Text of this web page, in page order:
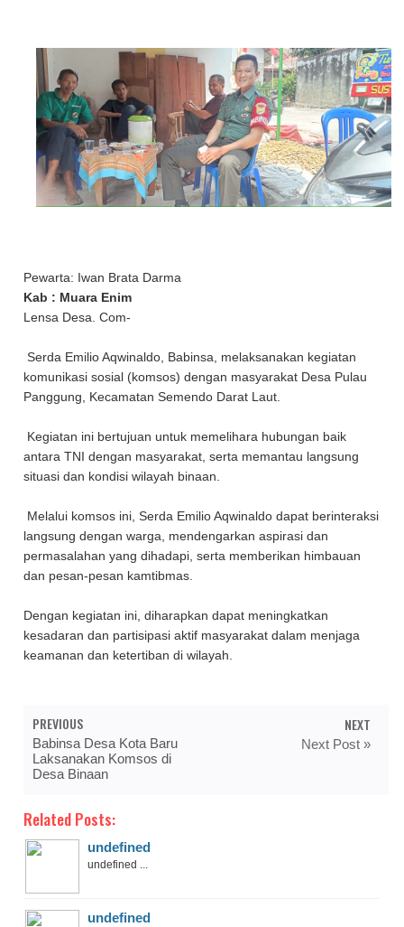
Pewarta: Iwan Brata Darma
Kab : Muara Enim
Lensa Desa. Com-
Serda Emilio Aqwinaldo, Babinsa, melaksanakan kegiatan
komunikasi sosial (komsos) dengan masyarakat Desa Pulau
Panggung, Kecamatan Semendo Darat Laut.
Kegiatan ini bertujuan untuk memelihara hubungan baik
antara TNI dengan masyarakat, serta memantau langsung
situasi dan kondisi wilayah binaan.
Melalui komsos ini, Serda Emilio Aqwinaldo dapat berinteraksi
langsung dengan warga, mendengarkan aspirasi dan
permasalahan yang dihadapi, serta memberikan himbauan
dan pesan-pesan kamtibmas.
Dengan kegiatan ini, diharapkan dapat meningkatkan
kesadaran dan partisipasi aktif masyarakat dalam menjaga
keamanan dan ketertiban di wilayah.
PREVIOUS
Babinsa Desa Kota Baru
Laksanakan Komsos di
Desa Binaan
NEXT
Next Post »
Related Posts:
undefined
undefined ...
undefined